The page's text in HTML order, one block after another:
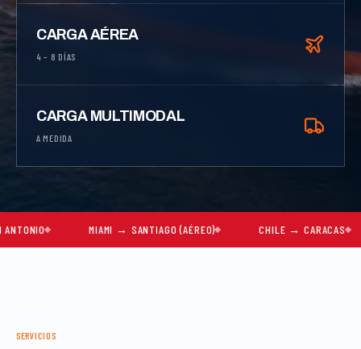
CARGA AÉREA
4 – 8 DÍAS
CARGA MULTIMODAL
A MEDIDA
MIAMI → SANTIAGO (AÉREO) CHILE → CARACAS
SERVICIOS